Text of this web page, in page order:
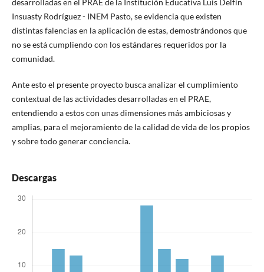
desarrolladas en el PRAE de la Institución Educativa Luis Delfín
Insuasty Rodríguez - INEM Pasto, se evidencia que existen
distintas falencias en la aplicación de estas, demostrándonos que
no se está cumpliendo con los estándares requeridos por la
comunidad.
Ante esto el presente proyecto busca analizar el cumplimiento
contextual de las actividades desarrolladas en el PRAE,
entendiendo a estos con unas dimensiones más ambiciosas y
amplias, para el mejoramiento de la calidad de vida de los propios
y sobre todo generar conciencia.
Descargas